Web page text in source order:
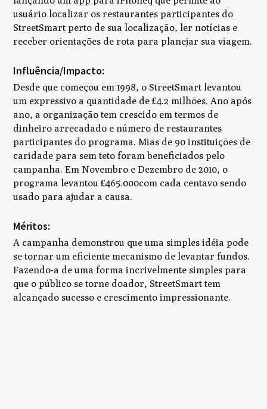
usuário localizar os restaurantes participantes do
StreetSmart perto de sua localização, ler notícias e
receber orientações de rota para planejar sua viagem.
Influência/Impacto:
Desde que começou em 1998, o StreetSmart levantou
um expressivo a quantidade de £4.2 milhões. Ano após
ano, a organização tem crescido em termos de
dinheiro arrecadado e número de restaurantes
participantes do programa. Mias de 90 instituições de
caridade para sem teto foram beneficiados pelo
campanha. Em Novembro e Dezembro de 2010, o
programa levantou £465.000com cada centavo sendo
usado para ajudar a causa.
Méritos:
A campanha demonstrou que uma simples idéia pode
se tornar um eficiente mecanismo de levantar fundos.
Fazendo-a de uma forma incrivelmente simples para
que o público se torne doador, StreetSmart tem
alcançado sucesso e crescimento impressionante.